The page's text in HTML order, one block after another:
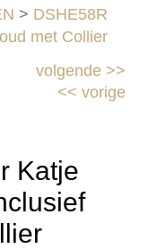
> DSHE58R
met Collier
volgende>>
<< vorige
Katje